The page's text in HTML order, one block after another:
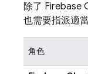
除了 Firebase
也需要指派適
角色